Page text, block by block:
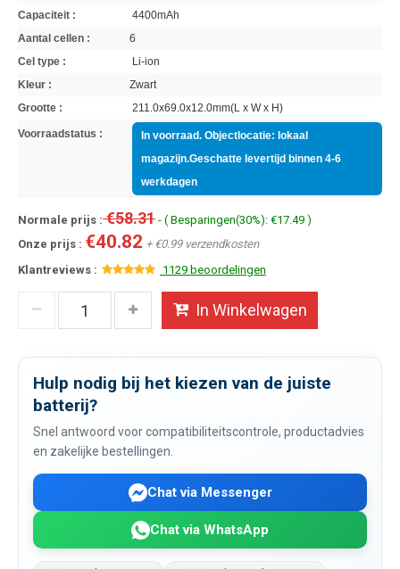
Capaciteit :
4400mAh
Aantal cellen :
6
Cel type :
Li-ion
Kleur :
Zwart
Grootte :
211.0x69.0x12.0mm(L x W x H)
Voorraadstatus :
In voorraad. Objectlocatie: lokaal
magazijn.Geschatte levertijd binnen 4-6
werkdagen
Normale prijs :€58.31 - ( Besparingen(30%): €17.49 )
Onze prijs : €40.82 + €0.99 verzendkosten
Klantreviews :
1129 beoordelingen
In Winkelwagen
Hulp nodig bij het kiezen van de juiste
batterij?
Snel antwoord voor compatibiliteitscontrole, productadvies
en zakelijke bestellingen.
Chat via Messenger
Chat via WhatsApp